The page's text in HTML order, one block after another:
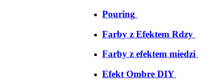
Pouring
Farby z Efektem Rdzy
Farby z efektem miedzi
Efekt Ombre DIY